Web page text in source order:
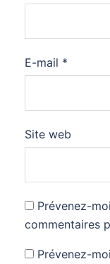
E-mail *
Site web
Prévenez-
commentaires
Prévenez-